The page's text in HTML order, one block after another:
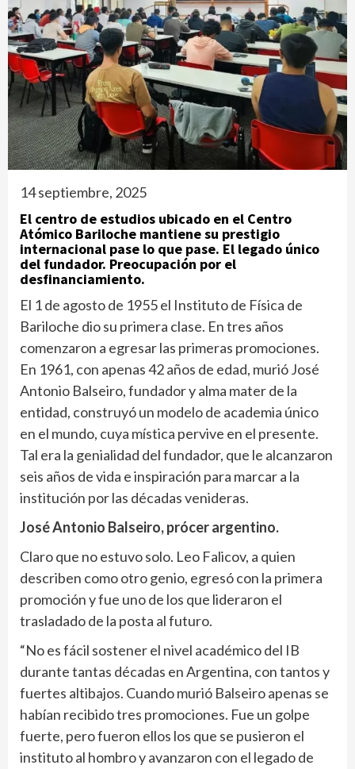
14 septiembre, 2025
El centro de estudios ubicado en el Centro
Atómico Bariloche mantiene su prestigio
internacional pase lo que pase. El legado único
del fundador. Preocupación por el
desfinanciamiento.
El 1 de agosto de 1955 el Instituto de Física de
Bariloche dio su primera clase. En tres años
comenzaron a egresar las primeras promociones.
En 1961, con apenas 42 años de edad, murió José
Antonio Balseiro, fundador y alma mater de la
entidad, construyó un modelo de academia único
en el mundo, cuya mística pervive en el presente.
Tal era la genialidad del fundador, que le alcanzaron
seis años de vida e inspiración para marcar a la
institución por las décadas venideras.
José Antonio Balseiro, prócer argentino.
Claro que no estuvo solo. Leo Falicov, a quien
describen como otro genio, egresó con la primera
promoción y fue uno de los que lideraron el
trasladado de la posta al futuro.
“No es fácil sostener el nivel académico del IB
durante tantas décadas en Argentina, con tantos y
fuertes altibajos. Cuando murió Balseiro apenas se
habían recibido tres promociones. Fue un golpe
fuerte, pero fueron ellos los que se pusieron el
instituto al hombro y avanzaron con el legado de